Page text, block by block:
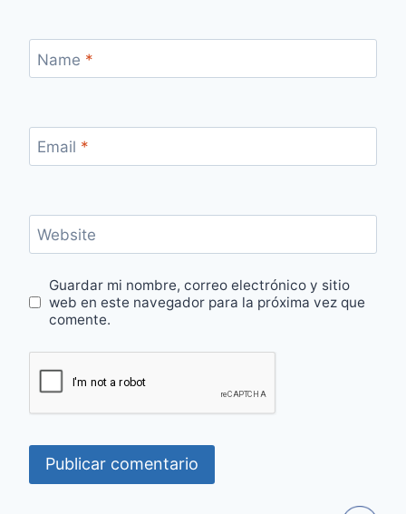
Name *
Email *
Website
Guardar mi nombre, correo electrónico y sitio
web en este navegador para la próxima vez que
comente.